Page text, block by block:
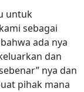
untuk
sebagai
bahwa ada nya
dan
nya dan
pihak mana